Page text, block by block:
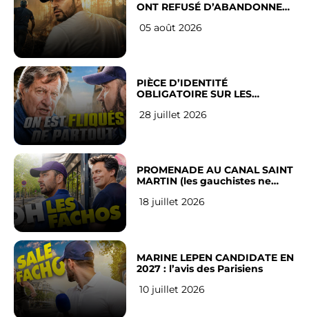
ONT REFUSÉ D’ABANDONNER
05 août 2026
PIÈCE D’IDENTITÉ
OBLIGATOIRE SUR LES
Français
28 juillet 2026
PROMENADE AU CANAL SAINT
MARTIN (les gauchistes ne
18 juillet 2026
MARINE LEPEN CANDIDATE EN
2027 : l’avis des Parisiens
10 juillet 2026